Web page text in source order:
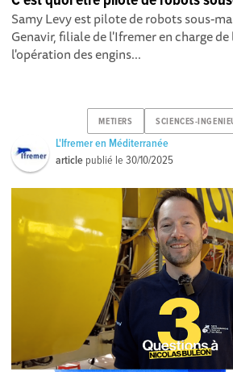
Samy Levy est pilote de robots sous-
Genavir, filiale de l'Ifremer en charge
l'opération des engins...
METIERS SCIENCES-
L'Ifremer en Méditerranée
article publié le30/10/2025